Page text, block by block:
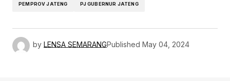
PEMPROV JATENG PJ GUBERNUR JATENG
by LENSA SEMARANGPublished May 04, 2024